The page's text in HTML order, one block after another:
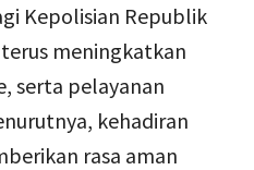
Kepolisian Republik
meningkatkan
serta pelayanan
kehadiran
rasa aman